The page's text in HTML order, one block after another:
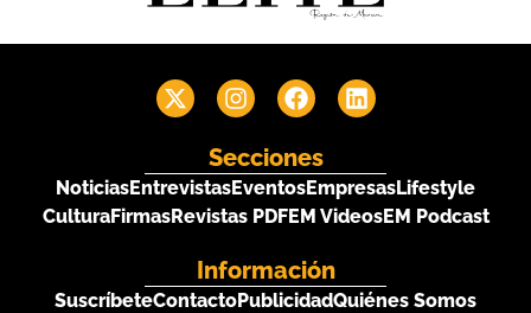
Secciones
NoticiasEntrevistasEventosEmpresasLifestyle
CulturaFirmasRevistas PDFEM VideosEM Podcast
Información
SuscríbeteContactoPublicidadQuiénes Somos